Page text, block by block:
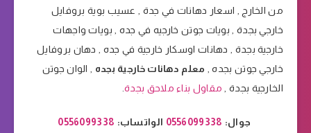
من الخارج , اسعار دهانات في جدة , عسيب بوية بروفايل
خارجي بجدة , بويات جوتن خارجيه في جده , بويات واجهات
خارجية بجدة , دهانات اوسكار خارجية في جده , دهان بروفايل
خارجي جوتن بجده , معلم دهانات خارجية بجده , الوان جوتن
الخارجية بجدة , مقاول بناء ملاحق بجدة.
جوال: 0556099338 الواتساب: 0556099338